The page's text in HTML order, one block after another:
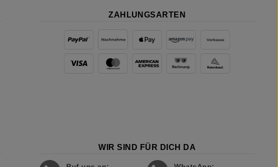
ZAHLUNGSARTEN
WIR SIND FÜR DICH DA